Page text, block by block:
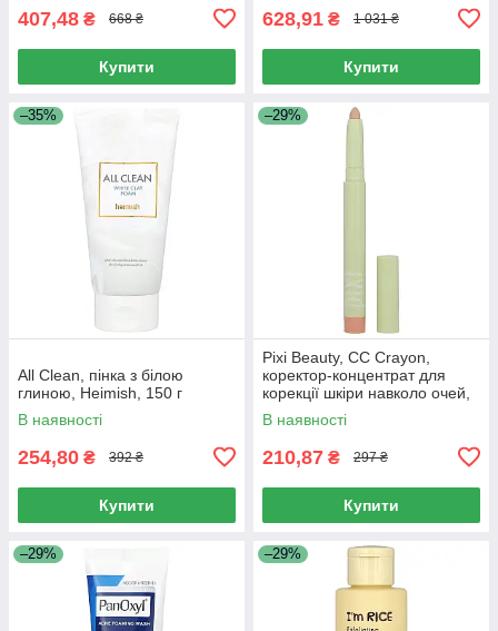
407,48 ₴ 668 ₴
Купити
628,91 ₴ 1 031 ₴
Купити
–35%
All Clean, пінка з білою
глиною, Heimish, 150 г
В наявності
254,80 ₴ 392 ₴
Купити
–29%
Pixi Beauty, CC Crayon,
коректор-концентрат для
корекції шкіри навколо очей,
1,2 г (0,04 унції)
В наявності
210,87 ₴ 297 ₴
Купити
–29% –29%